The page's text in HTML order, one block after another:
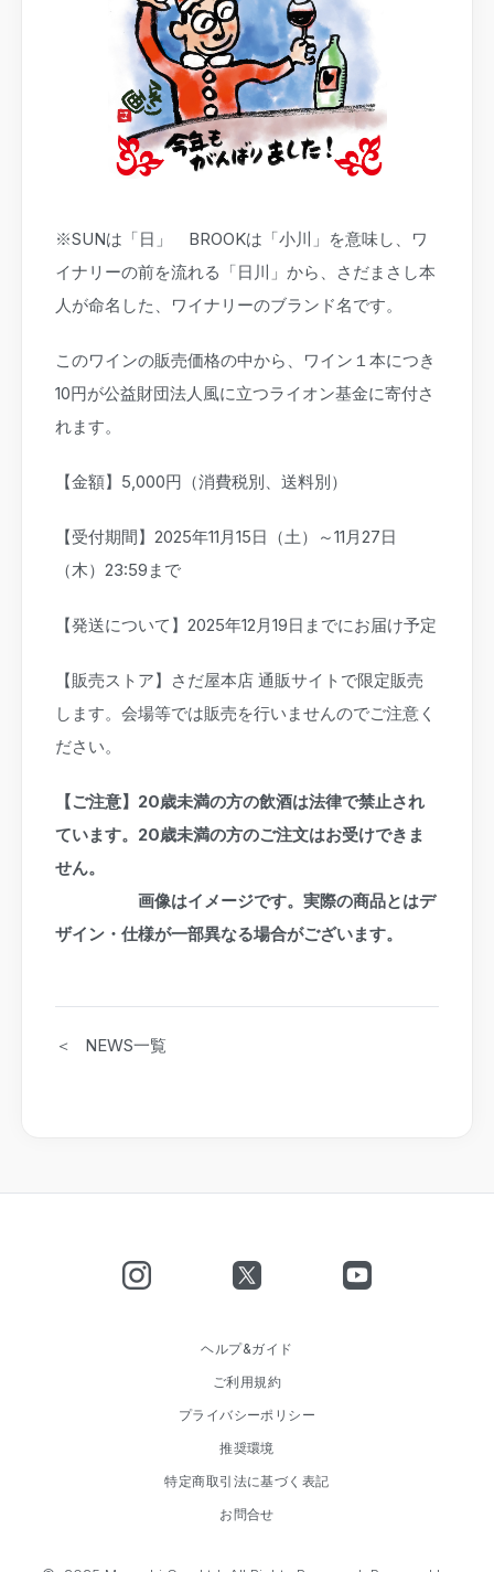
※SUNは「日」 BROOKは「小川」を意味し、ワ
イナリーの前を流れる「日川」から、さだまさし本
人が命名した、ワイナリーのブランド名です。
このワインの販売価格の中から、ワイン１本につき
10円が公益財団法人風に立つライオン基金に寄付さ
れます。
【金額】5,000円（消費税別、送料別）
【受付期間】2025年11月15日（土）～11月27日
（木）23:59まで
【発送について】2025年12月19日までにお届け予定
【販売ストア】さだ屋本店 通販サイトで限定販売
します。会場等では販売を行いませんのでご注意く
ださい。
【ご注意】20歳未満の方の飲酒は法律で禁止され
ています。20歳未満の方のご注文はお受けできま
せん。
画像はイメージです。実際の商品とはデ
ザイン・仕様が一部異なる場合がございます。
＜ NEWS一覧
ヘルプ&ガイド
ご利用規約
プライバシーポリシー
推奨環境
特定商取引法に基づく表記
お問合せ